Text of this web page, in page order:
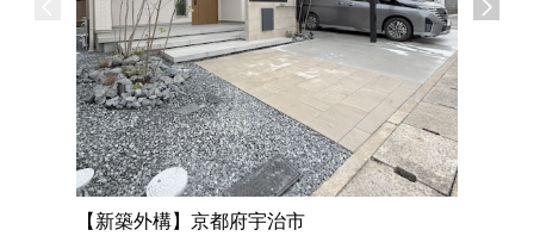
【新築外構】京都府宇治市